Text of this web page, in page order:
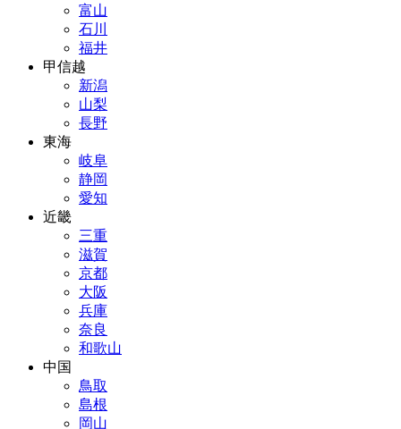
富山
石川
福井
甲信越
新潟
山梨
長野
東海
岐阜
静岡
愛知
近畿
三重
滋賀
京都
大阪
兵庫
奈良
和歌山
中国
鳥取
島根
岡山